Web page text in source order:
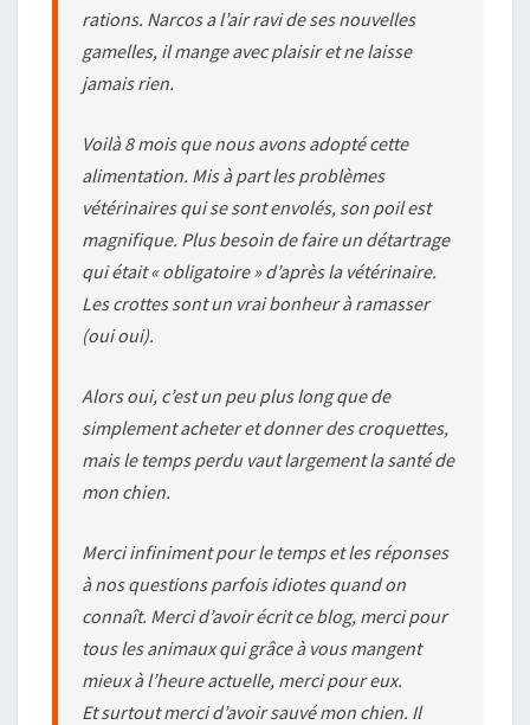
rations. Narcos a l’air ravi de ses nouvelles
gamelles, il mange avec plaisir et ne laisse
jamais rien.
Voilà 8 mois que nous avons adopté cette
alimentation. Mis à part les problèmes
vétérinaires qui se sont envolés, son poil est
magnifique. Plus besoin de faire un détartrage
qui était « obligatoire » d’après la vétérinaire.
Les crottes sont un vrai bonheur à ramasser
(oui oui).
Alors oui, c’est un peu plus long que de
simplement acheter et donner des croquettes,
mais le temps perdu vaut largement la santé de
mon chien.
Merci infiniment pour le temps et les réponses
à nos questions parfois idiotes quand on
connaît. Merci d’avoir écrit ce blog, merci pour
tous les animaux qui grâce à vous mangent
mieux à l’heure actuelle, merci pour eux.
Et surtout merci d’avoir sauvé mon chien. Il